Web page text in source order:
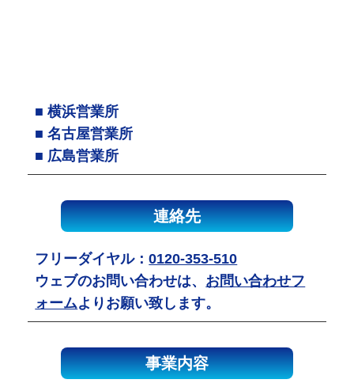
■ 横浜営業所
■ 名古屋営業所
■ 広島営業所
連絡先
フリーダイヤル：0120-353-510
ウェブのお問い合わせは、 お問い合わせフ
ォームよりお願い致します。
事業内容